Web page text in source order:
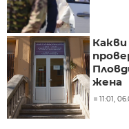
жена
11:01,